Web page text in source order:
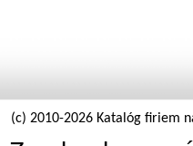
(c) 2010-2026 Katalóg firiem